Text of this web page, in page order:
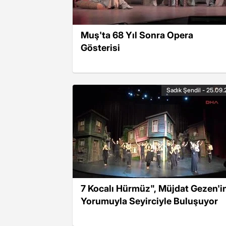
Muş'ta 68 Yıl Sonra Opera
Gösterisi
7 Kocalı Hürmüz", Müjdat
Yorumuyla Seyirciyle Buluşuyor
Sadık Şendil -